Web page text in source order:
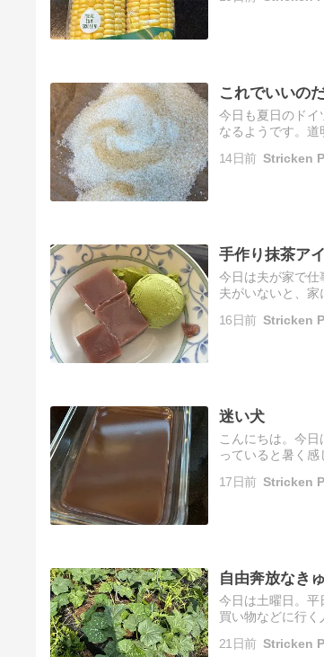
これでいいの
今日も夏日のドイ
なるようです。道
餅…
14日前 Stricken
手作り抹茶ア
今日は夫が家で仕
夫がいないと、家
が…
16日前 Stricken
迷い犬
こんにちは。今
っていると暑く
17日前 Stricken
自由奔放なき
今日は土曜日。平
買い物などに行く
し…
21日前 Stricken